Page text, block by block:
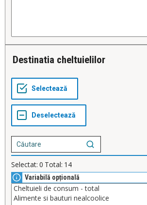
Destinatia cheltuielilor
Selectat: 0 Total: 14
Variabilă opțională